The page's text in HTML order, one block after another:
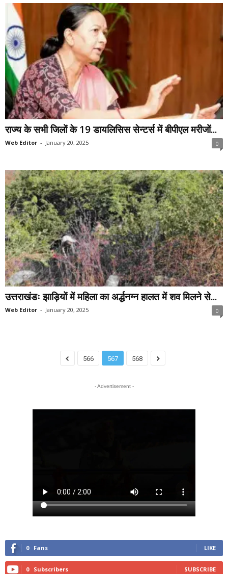
राज्य के सभी जिलों के 19 डायलिसिस सेन्टर्स में बीपीएल मरीजों...
Web Editor - January 20, 2025 0
उत्तराखंडः झाड़ियों में महिला का अर्द्धनग्न हालत में शव मिलने से...
Web Editor - January 20, 2025 0
566 567 568
- Advertisement -
0 Fans LIKE
0 Subscribers SUBSCRIBE